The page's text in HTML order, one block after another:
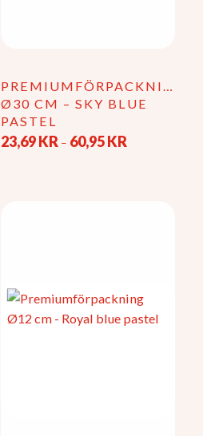
PREMIUMFÖRPACKNING
Ø30 CM – SKY BLUE
PASTEL
23,69KR – 60,95KRPrisintervall:
De
olika
alternativen